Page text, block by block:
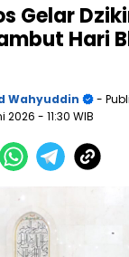
Gelar
Hari
Wahyuddin
-
2026 - 11:30 WIB